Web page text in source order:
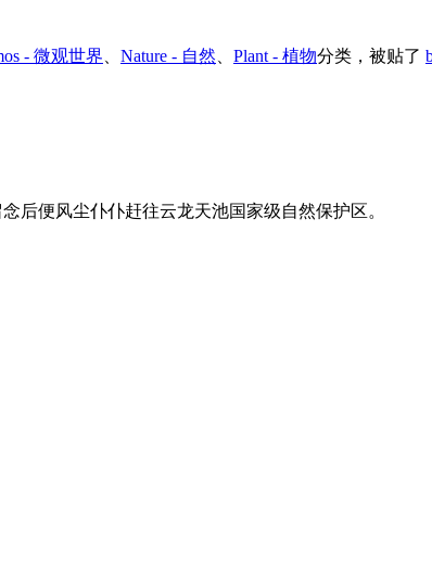
- 微观世界、 Nature - 自然、 Plant - 植物分类，被贴了
留念后便风尘仆仆赶往云龙天池国家级自然保护区